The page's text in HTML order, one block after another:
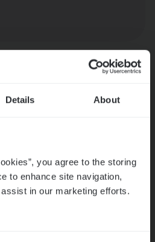
Details About
you agree to the storing
to enhance site navigation,
in our marketing efforts.
Management